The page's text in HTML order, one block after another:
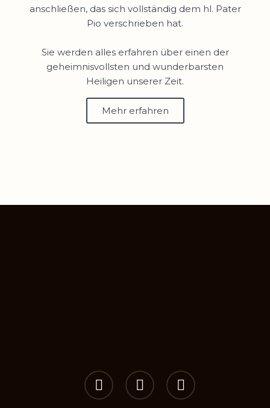
anschließen, das sich vollständig dem hl. Pater
Pio verschrieben hat.
Sie werden alles erfahren über einen der
geheimnisvollsten und wunderbarsten
Heiligen unserer Zeit.
Mehr erfahren